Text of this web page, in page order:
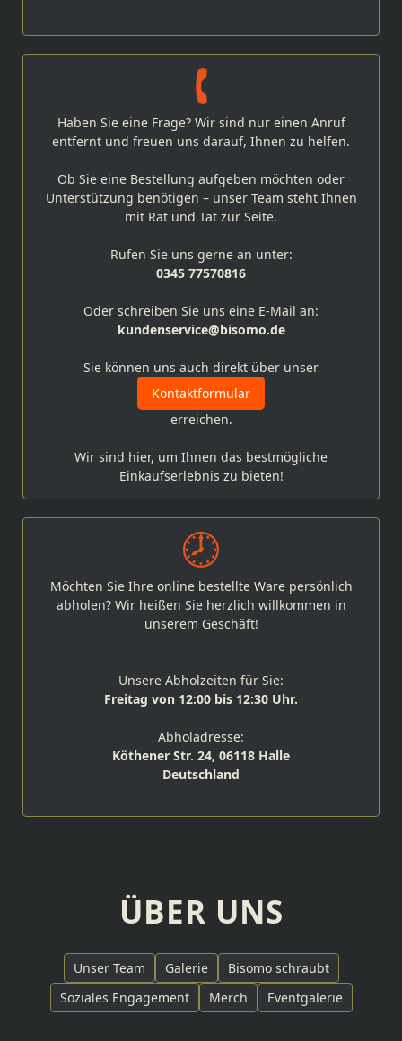
Haben Sie eine Frage? Wir sind nur einen Anruf
entfernt und freuen uns darauf, Ihnen zu helfen.
Ob Sie eine Bestellung aufgeben möchten oder
Unterstützung benötigen – unser Team steht Ihnen
mit Rat und Tat zur Seite.
Rufen Sie uns gerne an unter:
0345 77570816
Oder schreiben Sie uns eine E-Mail an:
kundenservice@bisomo.de
Sie können uns auch direkt über unser
Kontaktformular
erreichen.
Wir sind hier, um Ihnen das bestmögliche
Einkaufserlebnis zu bieten!
Möchten Sie Ihre online bestellte Ware persönlich
abholen? Wir heißen Sie herzlich willkommen in
unserem Geschäft!
Unsere Abholzeiten für Sie:
Freitag von 12:00 bis 12:30 Uhr.
Abholadresse:
Köthener Str. 24, 06118 Halle
Deutschland
ÜBER UNS
Unser Team Galerie
Bisomo schraubt
Soziales Engagement
Merch Eventgalerie